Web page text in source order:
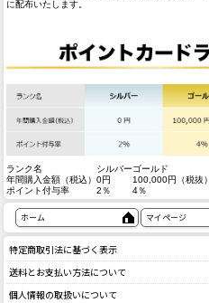
に配布いたします。
ランク名 シルバーゴールド
年間購入金額（税込） 0円 100,000円（税抜）
ポイント付与率
2％ 4％
ホーム マイページ
特定商取引法に基づく表示
送料とお支払い方法について
個人情報の取扱いについて